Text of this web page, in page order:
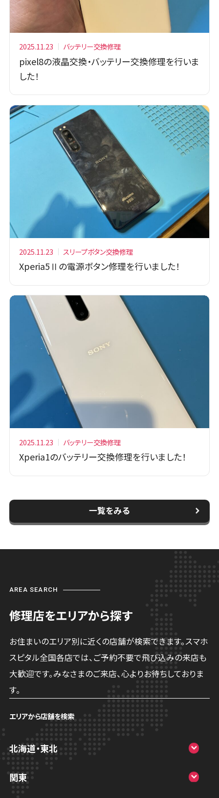
2025.11.23 バッテリー交換修理
pixel8の液晶交換・バッテリー交換修理を行いま
した！
2025.11.23 スリープボタン交換修理
Xperia5Ⅱの電源ボタン修理を行いました！
2025.11.23 バッテリー交換修理
Xperia1のバッテリー交換修理を行いました！
一覧をみる
AREA SEARCH
修理店をエリアから探す
お住まいのエリア別に近くの店舗が検索できます。スマホ
スピタル全国各店では、ご予約不要で飛び込みの来店も
大歓迎です。みなさまのご来店、心よりお待ちしておりま
す。
エリアから店舗を検索
北海道・東北
スマホスピタル大丸札幌
関東